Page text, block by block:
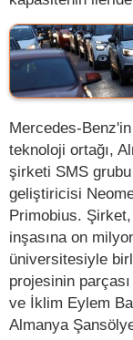
Mercedes-
teknoloji ortağı,
şirketi SMS
geliştiricisi
Primobius.
inşasına on
üniversitesiyle
projesinin
ve İklim Eylem
Almanya